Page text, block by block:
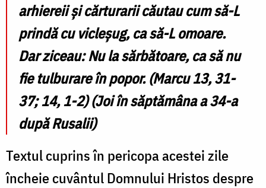
arhiereii și cărturarii căutau cum să-L
prindă cu vicleșug, ca să-L omoare.
Dar ziceau: Nu la sărbătoare, ca să nu
fie tulburare în popor. (Marcu 13, 31-
37; 14, 1-2) (Joi în săptămâna a 34-a
după Rusalii)
Textul cuprins în pericopa acestei zile
încheie cuvântul Domnului Hristos despre